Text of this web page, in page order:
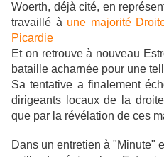
Woerth, déjà cité, en
travaillé à une majorité
Picardie
Et on retrouve à nouveau
bataille acharnée pour une
Sa tentative a finalement
dirigeants locaux de la
que par la révélation de ces
Dans un entretien à "Minute"